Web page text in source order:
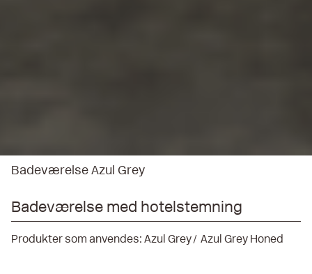
Badeværelse Azul Grey
Badeværelse med hotelstemning
Produkter som anvendes: Azul Grey Azul Grey Honed